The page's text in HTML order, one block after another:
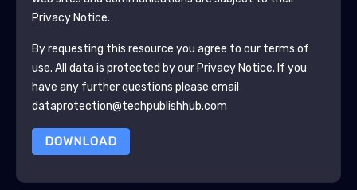
Privacy Notice.
By requesting this resource you agree to our terms of
use. All data is protected by our Privacy Notice. If you
have any further questions please email
dataprotection@techpublishhub.com
DOWNLOAD